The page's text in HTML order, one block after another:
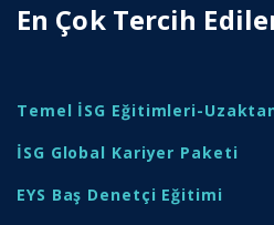
En Çok Tercih
Temel İSG Eğitimleri-
İSG Global Kariyer Paketi
EYS Baş Denetçi Eğitimi